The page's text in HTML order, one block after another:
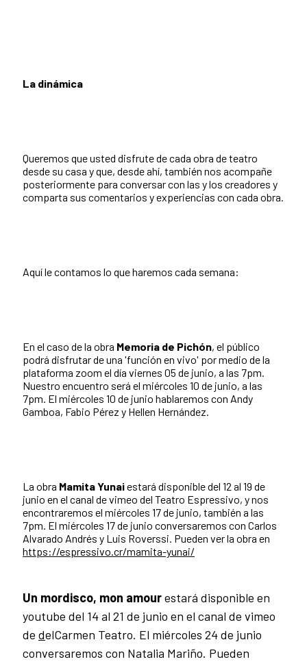
La dinámica
Queremos que usted disfrute de cada obra de teatro
desde su casa y que, desde ahí, también nos acompañe
posteriormente para conversar con las y los creadores y
comparta sus comentarios y experiencias con cada obra.
Aquí le contamos lo que haremos cada semana:
En el caso de la obra Memoria de Pichón, el público
podrá disfrutar de una 'función en vivo' por medio de la
plataforma zoom el día viernes 05 de junio, a las 7pm.
Nuestro encuentro será el miércoles 10 de junio, a las
7pm. El miércoles 10 de junio hablaremos con Andy
Gamboa, Fabio Pérez y Hellen Hernández.
La obra Mamita Yunaiestará disponible del 12 al 19 de
junio en el canal de vimeo del Teatro Espressivo, y nos
encontraremos el miércoles 17 de junio, también a las
7pm. El miércoles 17 de junio conversaremos con Carlos
Alvarado Andrés y Luis Roverssi. Pueden ver la obra en
https://espressivo.cr/mamita-yunai/
Un mordisco, mon amourestará disponible en
youtube del 14 al 21 de junio en el canal de vimeo
de delCarmen Teatro. El miércoles 24 de junio
conversaremos con Natalia Mariño. Pueden